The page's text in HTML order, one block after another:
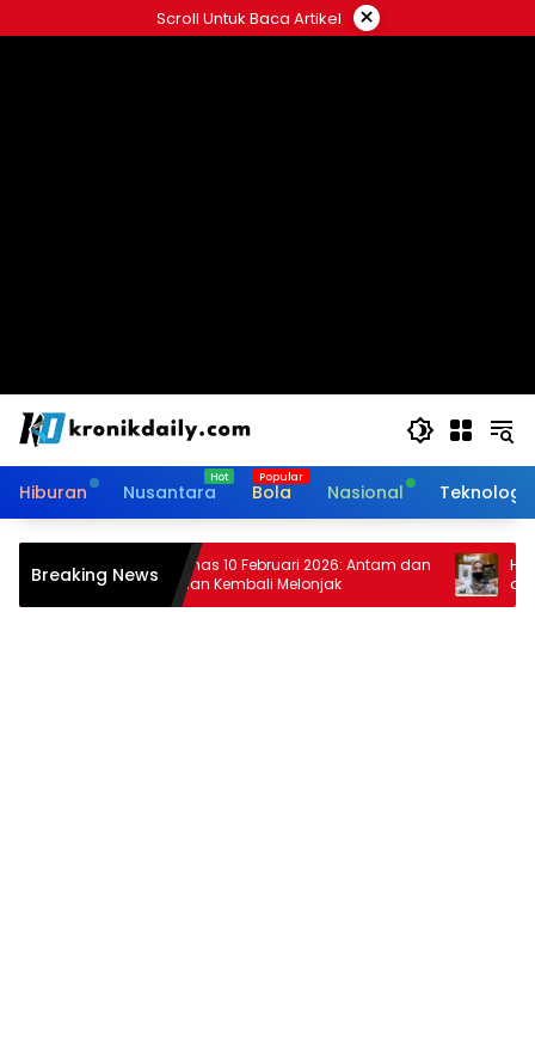
ke
Scroll Untuk Baca Artikel ×
Hiburan Nusantara Bola Nasional Teknologi
Breaking News
Harga Emas 10 Februari 2026: Antam dan
Pegadaian Kembali Melonjak
Harga
dan